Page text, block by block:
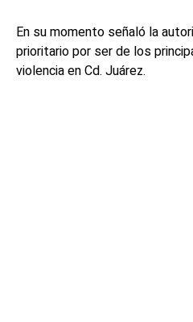
En su momento señaló la
prioritario por ser de los
violencia en Cd. Juárez.